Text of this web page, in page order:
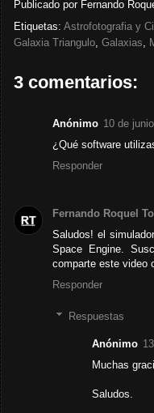
Publicado por Fernando
Etiquetas: Astrofotografia y
Galaxia Triangulo, Galaxias,
3 comentarios:
Anónimo 10 de
¿Qué software
Responder
Fernando Roquel
Saludos! el
Space Engine.
comparte este video
Responder
Respuestas
Anónimo
Muchas
Saludos.